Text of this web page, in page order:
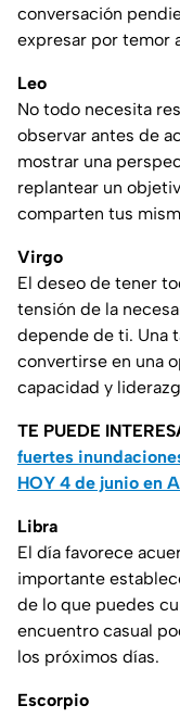
conversación
expresar por temor
Leo
No todo necesita
observar antes de
mostrar una
replantear un
comparten tus
Virgo
El deseo de tener
tensión de la
depende de ti. Una
convertirse en una
capacidad y
TE PUEDE
fuertes
HOY 4 de junio en
Libra
El día favorece
importante
de lo que puedes
encuentro casual
los próximos días.
Escorpio